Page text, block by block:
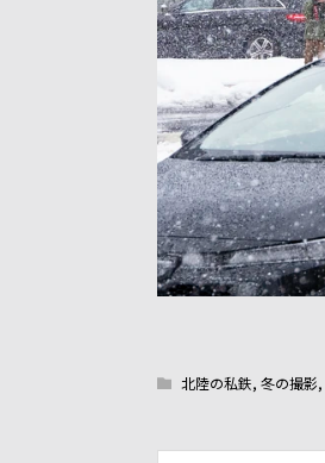
北陸の私鉄, 冬の撮影,